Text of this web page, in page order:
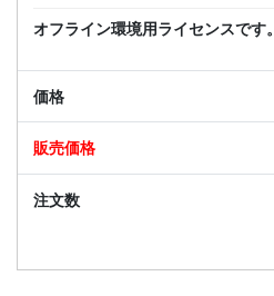
オフライン環境用ライセンスです。